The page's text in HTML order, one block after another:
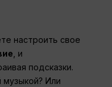
настроить свое
, и
подсказки.
Или